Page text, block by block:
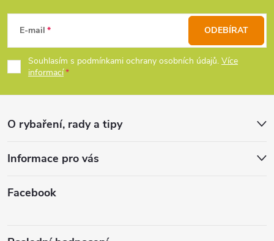
p
a
E-mail
Souhlasím s podmínkami ochrany osobních údajů. Více
informací
ODEBÍRAT
O rybaření, rady a tipy
Informace pro vás
Facebook